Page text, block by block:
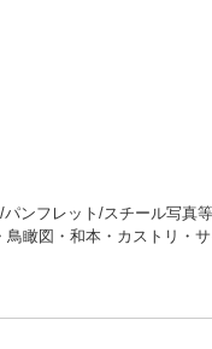
ンフレット/スチール写真
瞰図・和本・カストリ・